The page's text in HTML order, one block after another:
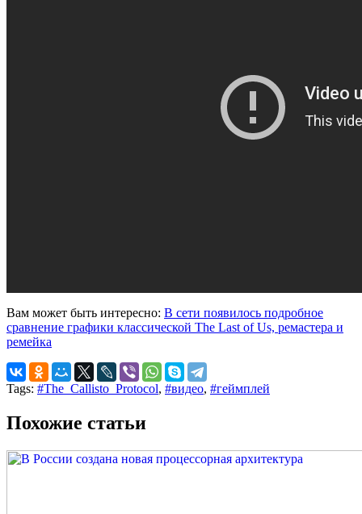
Вам может быть интересно: В сети появилось подробное
сравнение графики классической The Last of Us, ремастера и
ремейка
Tags: #The_Callisto_Protocol, #видео, #геймплей
Похожие статьи